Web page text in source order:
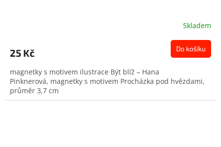
Skladem
25 Kč Do košíku
magnetky s motivem ilustrace Být blíž – Hana
Pinknerová, magnetky s motivem Procházka pod hvězdami,
průměr 3,7 cm